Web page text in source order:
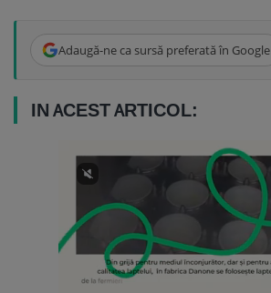
Adaugă-ne ca sursă preferată în Google
IN ACEST ARTICOL: